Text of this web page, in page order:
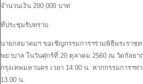
จำนวนเงิน 200,000 บาท
ที่ประชุมรับทราบ
นายกสมาคมฯ ขอเชิญกรรมการฯร่วมพิธีพระราช
พยาบาล ในวันศุกร์ที่ 20 ตุลาคม 2560 ณ วัดกัลย
กรุงเทพมหานคร เวลา 14.00 น. หากกรรมการฯ
13.00 น.